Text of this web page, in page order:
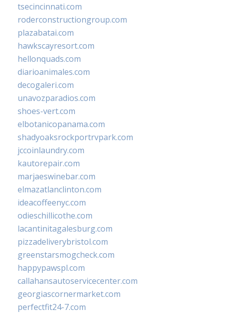
tsecincinnati.com
roderconstructiongroup.com
plazabatai.com
hawkscayresort.com
hellonquads.com
diarioanimales.com
decogaleri.com
unavozparadios.com
shoes-vert.com
elbotanicopanama.com
shadyoaksrockportrvpark.com
jccoinlaundry.com
kautorepair.com
marjaeswinebar.com
elmazatlanclinton.com
ideacoffeenyc.com
odieschillicothe.com
lacantinitagalesburg.com
pizzadeliverybristol.com
greenstarsmogcheck.com
happypawspl.com
callahansautoservicecenter.com
georgiascornermarket.com
perfectfit24-7.com